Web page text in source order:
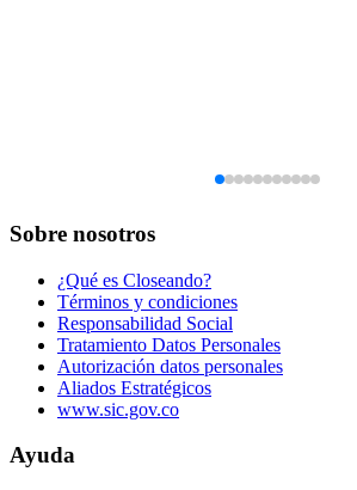
Sobre nosotros
¿Qué es Closeando?
Términos y condiciones
Responsabilidad Social
Tratamiento Datos Personales
Autorización datos personales
Aliados Estratégicos
www.sic.gov.co
Ayuda